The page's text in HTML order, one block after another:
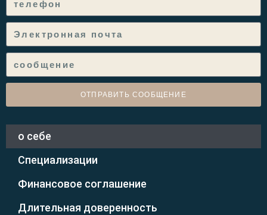
ОТПРАВИТЬ СООБЩЕНИЕ
о себе
Специализации
Финансовое соглашение
Длительная доверенность